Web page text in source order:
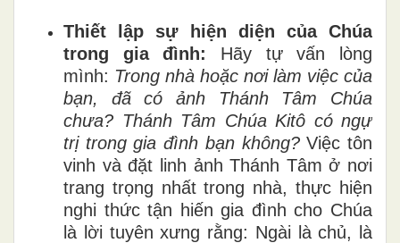
Thiết lập sự hiện diện của Chúa
trong gia đình:
Hãy tự vấn lòng
mình: Trong nhà hoặc nơi làm việc của
bạn, đã có ảnh Thánh Tâm Chúa
chưa? Thánh Tâm Chúa Kitô có ngự
trị trong gia đình bạn không?Việc tôn
vinh và đặt linh ảnh Thánh Tâm ở nơi
trang trọng nhất trong nhà, thực hiện
nghi thức tận hiến gia đình cho Chúa
là lời tuyên xưng rằng: Ngài là chủ, là